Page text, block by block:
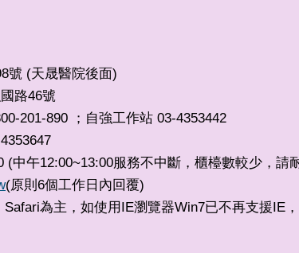
號 (天晟醫院後面)
路46號
201-890 ；自強工作站 03-4353442
中午12:00~13:00服務不中斷，櫃檯數較少，請
(原則6個工作日內回覆)
為主，如使用IE瀏覽器Win7已不再支援IE